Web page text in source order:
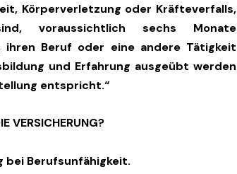
Körperverletzung oder Kräfteverfalls,
voraussichtlich sechs Monate
Beruf oder eine andere Tätigkeit
und Erfahrung ausgeübt werden
entspricht.“
VERSICHERUNG?
bei Berufsunfähigkeit.